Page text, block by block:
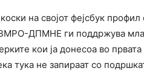
на својот фејсбук профил
ДПМНЕ ги поддржува
кои ја донесоа во
тука не запираат со